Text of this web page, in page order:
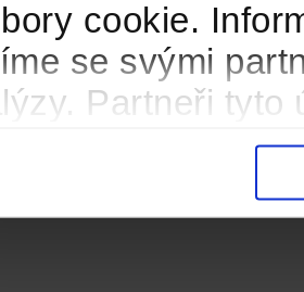
cookie.
se svými
Partneři tyto
které